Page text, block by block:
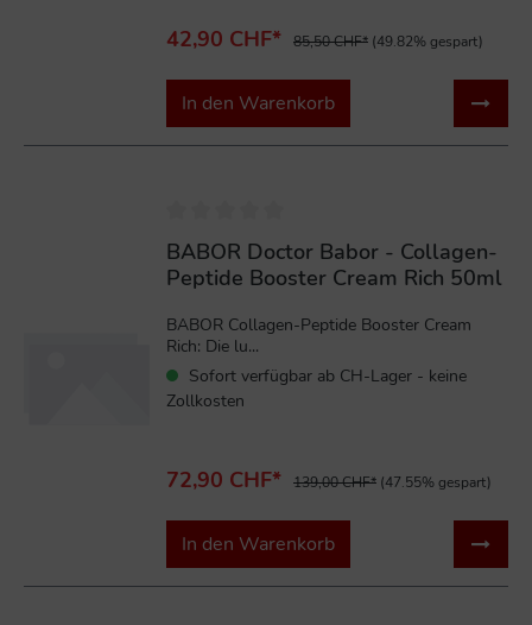
42,90 CHF* 85,50 CHF* (49.82% gespart)
In den Warenkorb
BABOR Doctor Babor - Collagen-
Peptide Booster Cream Rich 50ml
BABOR Collagen-Peptide Booster Cream
Rich: Die lu...
Sofort verfügbar ab CH-Lager - keine
Zollkosten
72,90 CHF* 139,00 CHF* (47.55% gespart)
In den Warenkorb